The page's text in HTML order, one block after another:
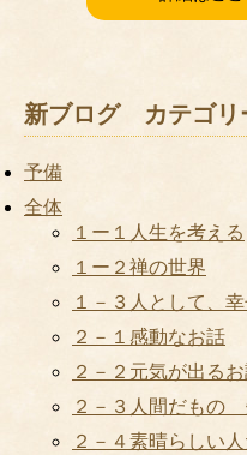
新ブログ カテゴリ
予備
全体
１ー１人生を考える
１ー２禅の世界
１－３人として、
２－１感動なお話
２－２元気が出る
２－３人間だもの
２－４素晴らしい